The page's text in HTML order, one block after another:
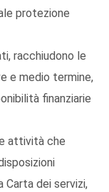
protezione
racchiudono le
e medio termine,
finanziarie
attività che
Carta dei servizi,